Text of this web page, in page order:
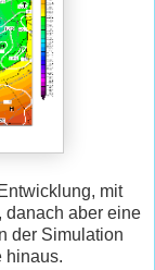
mit
danach aber eine
der Simulation
hinaus.